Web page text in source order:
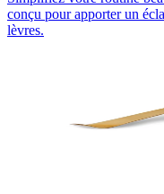
conçu pour apporter un
lèvres.